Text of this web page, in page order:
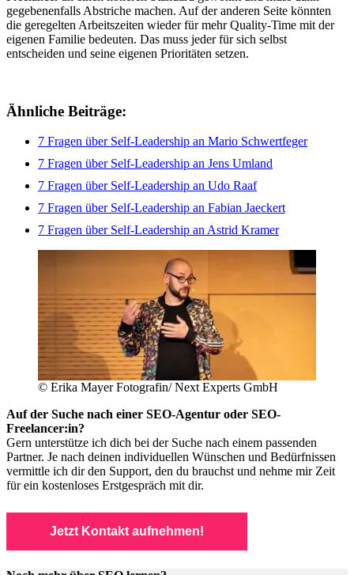
gegebenenfalls Abstriche machen. Auf der anderen Seite könnten
die geregelten Arbeitszeiten wieder für mehr Quality-Time mit der
eigenen Familie bedeuten. Das muss jeder für sich selbst
entscheiden und seine eigenen Prioritäten setzen.
Ähnliche Beiträge:
7 Fragen über Self-Leadership an Mario Schwertfeger
7 Fragen über Self-Leadership an Jens Umland
7 Fragen über Self-Leadership an Udo Raaf
7 Fragen über Self-Leadership an Fabian Jaeckert
7 Fragen über Self-Leadership an Astrid Kramer
© Erika Mayer Fotografin/ Next Experts GmbH
Auf der Suche nach einer SEO-Agentur oder SEO-
Freelancer:in?
Gern unterstütze ich dich bei der Suche nach einem passenden
Partner. Je nach deinen individuellen Wünschen und Bedürfnissen
vermittle ich dir den Support, den du brauchst und nehme mir Zeit
für ein kostenloses Erstgespräch mit dir.
Jetzt Kontakt aufnehmen!